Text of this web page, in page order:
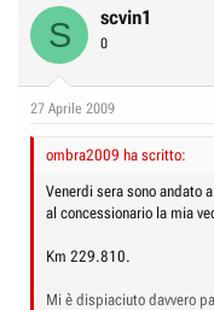
S scvin1
0
27 Aprile 2009
ombra2009 ha scritto:
Venerdi sera sono andato
al concessionario la mia
Km 229.810.
Mi è dispiaciuto davvero